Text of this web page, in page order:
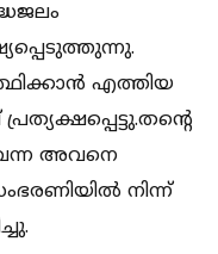
എത്തിയ
വന്ന അവനെ
നിന്ന്